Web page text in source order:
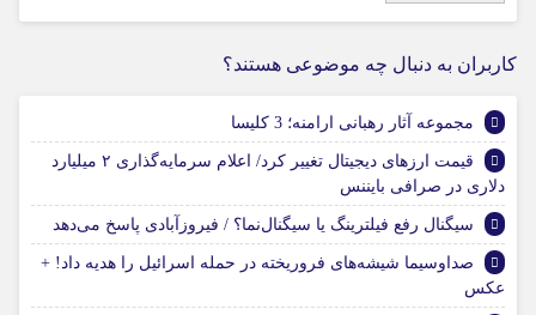
کاربران به دنبال چه موضوعی هستند؟
مجموعه آثار رهبانی ارامنه؛ 3 کلیسا
قیمت ارزهای دیجیتال تغییر کرد/ اعلام سرمایه‌گذاری ۲ میلیارد
دلاری در صرافی بایننس
سیگنال رفع فیلترینگ یا سیگنال‌نما؟ / فیروزآبادی پاسخ می‌دهد
صداوسیما شیشه‌های فروریخته در حمله اسرائیل را هدیه داد! +
عکس